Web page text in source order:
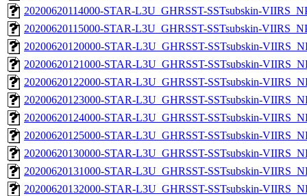
20200620114000-STAR-L3U_GHRSST-SSTsubskin-
20200620115000-STAR-L3U_GHRSST-SSTsubskin-
20200620120000-STAR-L3U_GHRSST-SSTsubskin-
20200620121000-STAR-L3U_GHRSST-SSTsubskin-
20200620122000-STAR-L3U_GHRSST-SSTsubskin-
20200620123000-STAR-L3U_GHRSST-SSTsubskin-
20200620124000-STAR-L3U_GHRSST-SSTsubskin-
20200620125000-STAR-L3U_GHRSST-SSTsubskin-
20200620130000-STAR-L3U_GHRSST-SSTsubskin-
20200620131000-STAR-L3U_GHRSST-SSTsubskin-
20200620132000-STAR-L3U_GHRSST-SSTsubskin-